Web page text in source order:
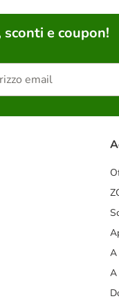
e coupon!
A
A